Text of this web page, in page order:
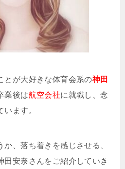
とが大好きな体育会系の神田
業後は航空会社に就職し、念
ます。
か、落ち着きを感じさせる、
田安奈さんをご紹介していき